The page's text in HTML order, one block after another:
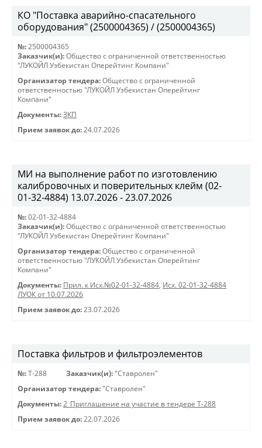
КО "Поставка аварийно-спасательного
оборудования" (2500004365) / (2500004365)
№: 2500004365
Заказчик(и): Общество с ограниченной ответственностью
"ЛУКОЙЛ Узбекистан Оперейтинг Компани"
Организатор тендера: Общество с ограниченной
ответственностью "ЛУКОЙЛ Узбекистан Оперейтинг
Компани"
Документы: ЗКП
Прием заявок до: 24.07.2026
МИ на выполнение работ по изготовлению
калибровочных и поверительных клейм (02-
01-32-4884) 13.07.2026 - 23.07.2026
№: 02-01-32-4884
Заказчик(и): Общество с ограниченной ответственностью
"ЛУКОЙЛ Узбекистан Оперейтинг Компани"
Организатор тендера: Общество с ограниченной
ответственностью "ЛУКОЙЛ Узбекистан Оперейтинг
Компани"
Документы: Прил. к Исх.№02-01-32-4884, Исх. 02-01-32-4884
ЛУОК от 10.07.2026
Прием заявок до: 23.07.2026
Поставка фильтров и фильтроэлементов
№: Т-288 Заказчик(и): "Ставролен"
Организатор тендера: "Ставролен"
Документы: 2_Приглашение на участие в тендере Т-288
Прием заявок до: 22.07.2026